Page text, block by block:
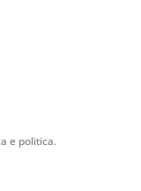
e politica.